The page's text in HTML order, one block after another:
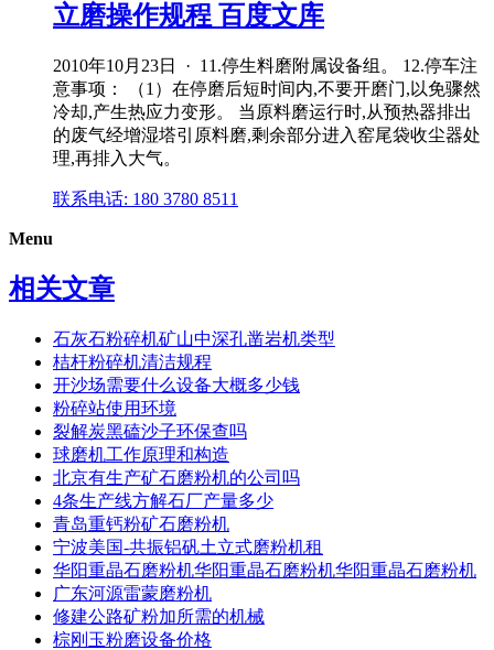
立磨操作规程 百度文库
2010年10月23日 · 11.停生料磨附属设备组。 12.停车注
意事项： （1）在停磨后短时间内,不要开磨门,以免骤然
冷却,产生热应力变形。 当原料磨运行时,从预热器排出
的废气经增湿塔引原料磨,剩余部分进入窑尾袋收尘器处
理,再排入大气。
联系电话: 180 3780 8511
Menu
相关文章
石灰石粉碎机矿山中深孔凿岩机类型
桔杆粉碎机清洁规程
开沙场需要什么设备大概多少钱
粉碎站使用环境
裂解炭黑磕沙子环保查吗
球磨机工作原理和构造
北京有生产矿石磨粉机的公司吗
4条生产线方解石厂产量多少
青岛重钙粉矿石磨粉机
宁波美国-共振铝矾土立式磨粉机租
华阳重晶石磨粉机华阳重晶石磨粉机华阳重晶石磨粉机
广东河源雷蒙磨粉机
修建公路矿粉加所需的机械
棕刚玉粉磨设备价格